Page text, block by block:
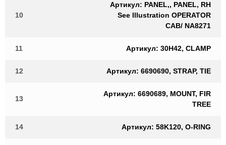
10
Артикул: PANEL,, PANEL, RH
See Illustration OPERATOR
CAB/ NA8271
11 Артикул: 30H42, CLAMP
12 Артикул: 6690690, STRAP, TIE
13
Артикул: 6690689, MOUNT, FIR
TREE
14 Артикул: 58K120, O-RING